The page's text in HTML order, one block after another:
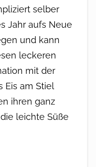
selber
Jahr aufs Neue
und kann
leckeren
mit der
Eis am Stiel
ihren ganz
leichte Süße